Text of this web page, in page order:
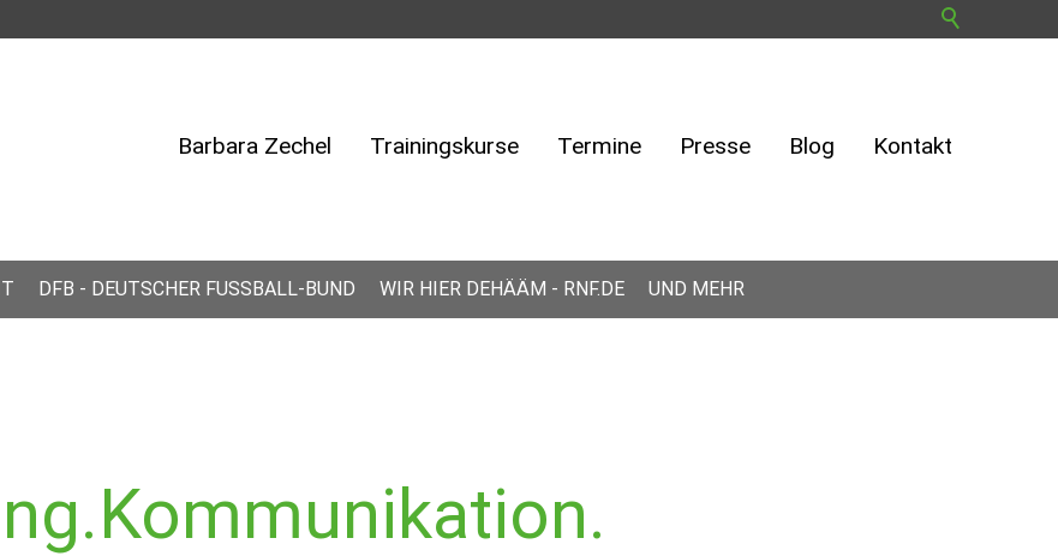
Barbara Zechel Trainingskurse Termine Presse Blog Kontakt
DFB - DEUTSCHER FUSSBALL-BUND WIR HIER DEHÄÄM - RNF.DE UND MEHR